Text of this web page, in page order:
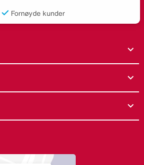
Fornøyde kunder
expand_more
expand_more
expand_more